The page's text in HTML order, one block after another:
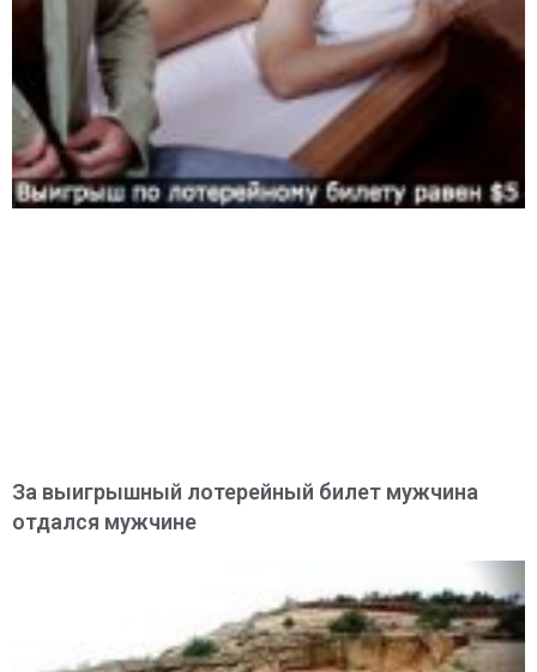
За выигрышный лотерейный билет мужчина
отдался мужчине